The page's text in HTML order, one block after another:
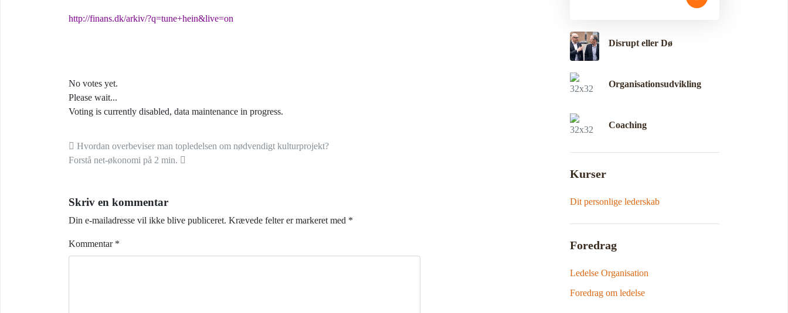
http://finans.dk/arkiv/?q=tune+hein&live=on
No votes yet.
Please wait...
Voting is currently disabled, data maintenance in progress.
Indlæg navigation
Hvordan overbeviser man topledelsen om nødvendigt kulturprojekt?
Forstå net-økonomi på 2 min.
Skriv en kommentar
Din e-mailadresse vil ikke blive publiceret. Krævede felter er markeret med *
Kommentar *
Disrupt eller Dø
Organisationsudvikling
Coaching
Kurser
Dit personlige lederskab
Foredrag
Ledelse Organisation
Foredrag om ledelse